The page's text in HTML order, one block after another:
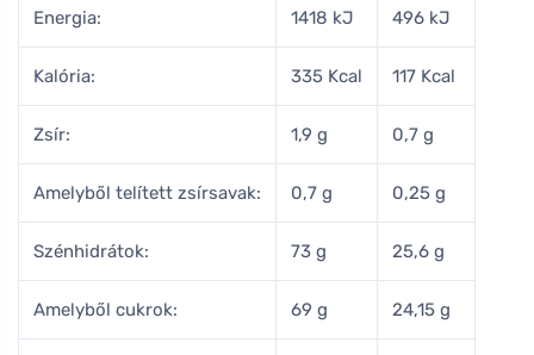
Energia: 1418 kJ 496 kJ
Kalória: 335 Kcal 117 Kcal
Zsír: 1,9 g 0,7 g
Amelyből telített zsírsavak: 0,7 g 0,25 g
Szénhidrátok: 73 g 25,6 g
Amelyből cukrok: 69 g 24,15 g